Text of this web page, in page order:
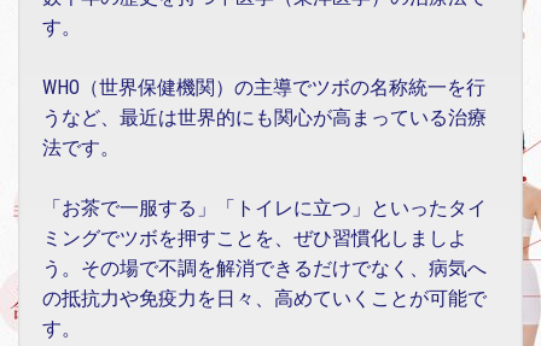
す。
WHO（世界保健機関）の主導でツボの名称統一を行
うなど、最近は世界的にも関心が高まっている治療
法です。
「お茶で一服する」「トイレに立つ」といったタイ
ミングでツボを押すことを、ぜひ習慣化しましよ
う。その場で不調を解消できるだけでなく、病気へ
の抵抗力や免疫力を日々、高めていくことが可能で
す。